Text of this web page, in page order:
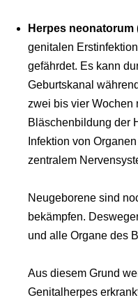
Herpes
genitalen
gefährdet. Es kann
Geburtskanal
zwei bis vier Wochen
Bläschenbildung der
Infektion von
zentralem
Neugeborene sind
bekämpfen.
und alle Organe des
Aus diesem Grund
Genitalherpes